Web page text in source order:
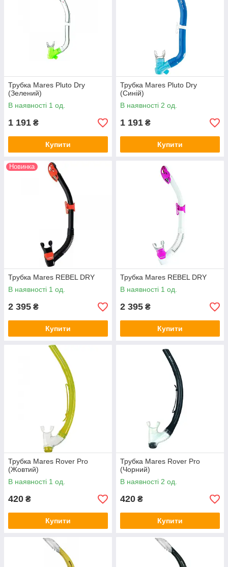
Трубка Mares Pluto Dry
(Зелений)
В наявності 1 од.
1 191 ₴
Купити
Трубка Mares Pluto Dry
(Синій)
В наявності 2 од.
1 191 ₴
Купити
Новинка
Трубка Mares REBEL DRY
В наявності 1 од.
2 395 ₴
Купити
Трубка Mares REBEL DRY
В наявності 1 од.
2 395 ₴
Купити
Трубка Mares Rover Pro
(Жовтий)
В наявності 1 од.
420 ₴
Купити
Трубка Mares Rover Pro
(Чорний)
В наявності 2 од.
420 ₴
Купити